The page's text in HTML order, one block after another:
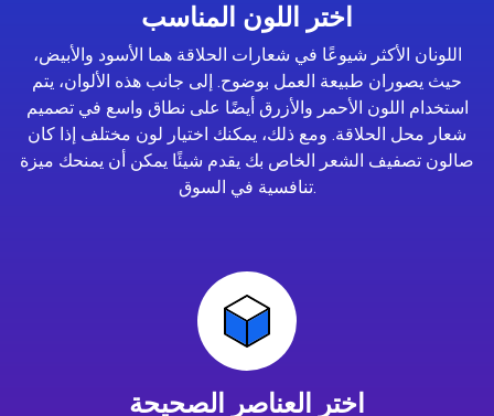
اختر اللون المناسب
اللونان الأكثر شيوعًا في شعارات الحلاقة هما الأسود والأبيض،
حيث يصوران طبيعة العمل بوضوح. إلى جانب هذه الألوان، يتم
استخدام اللون الأحمر والأزرق أيضًا على نطاق واسع في تصميم
شعار محل الحلاقة. ومع ذلك، يمكنك اختيار لون مختلف إذا كان
صالون تصفيف الشعر الخاص بك يقدم شيئًا يمكن أن يمنحك ميزة
تنافسية في السوق.
اختر العناصر الصحيحة